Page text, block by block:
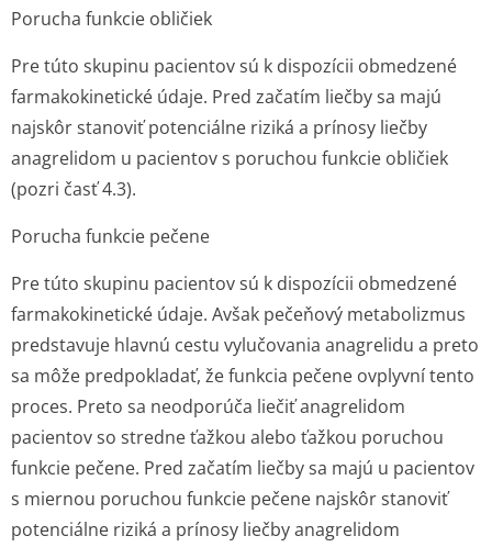
Porucha funkcie obličiek
Pre túto skupinu pacientov sú k dispozícii obmedzené
farmakokinetické údaje. Pred začatím liečby sa majú
najskôr stanoviť potenciálne riziká a prínosy liečby
anagrelidom u pacientov s poruchou funkcie obličiek
(pozri časť 4.3).
Porucha funkcie pečene
Pre túto skupinu pacientov sú k dispozícii obmedzené
farmakokinetické údaje. Avšak pečeňový metabolizmus
predstavuje hlavnú cestu vylučovania anagrelidu a preto
sa môže predpokladať, že funkcia pečene ovplyvní tento
proces. Preto sa neodporúča liečiť anagrelidom
pacientov so stredne ťažkou alebo ťažkou poruchou
funkcie pečene. Pred začatím liečby sa majú u pacientov
s miernou poruchou funkcie pečene najskôr stanoviť
potenciálne riziká a prínosy liečby anagrelidom